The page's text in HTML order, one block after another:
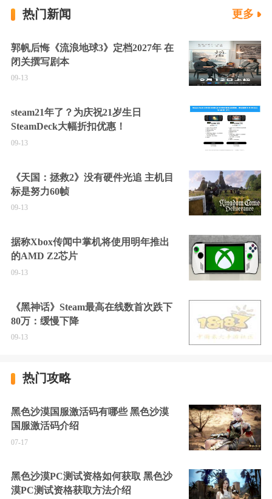
热门新闻 更多
郭帆后悔《流浪地球3》定档2027年 在
闭关撰写剧本
09-13
steam21年了？为庆祝21岁生日
SteamDeck大幅折扣优惠！
09-13
《天国：拯救2》没有硬件光追 主机目
标是努力60帧
09-13
据称Xbox传闻中掌机将使用明年推出
的AMD Z2芯片
09-13
《黑神话》Steam最高在线数首次跌下
80万：缓慢下降
09-13
热门攻略
黑色沙漠国服激活码有哪些 黑色沙漠
国服激活码介绍
07-17
黑色沙漠PC测试资格如何获取 黑色沙
漠PC测试资格获取方法介绍